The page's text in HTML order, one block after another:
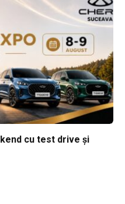
cu test drive și